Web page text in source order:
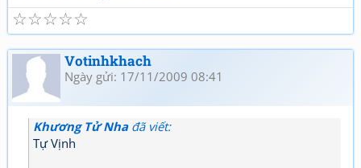
☆
☆
☆
☆
☆
Votinhkhach
Ngày gửi: 17/11/2009 08:41
Khương Tử Nhađã viết:
Tự Vịnh